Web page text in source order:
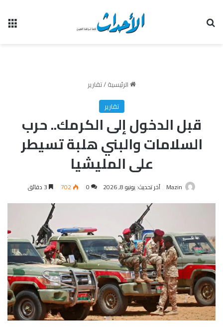
الرئيسية/تقارير
تقارير
قبل الدخول إلى الكرمك.. حرب
السلامات والبني هلبة تسيطر
على المليشيا
Mazin آخر تحديث: يونيو 8, 2026 0
702